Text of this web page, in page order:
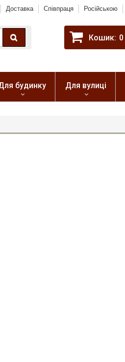
Доставка Співпраця Російською
Кошик: 0
будинку Для вулиці